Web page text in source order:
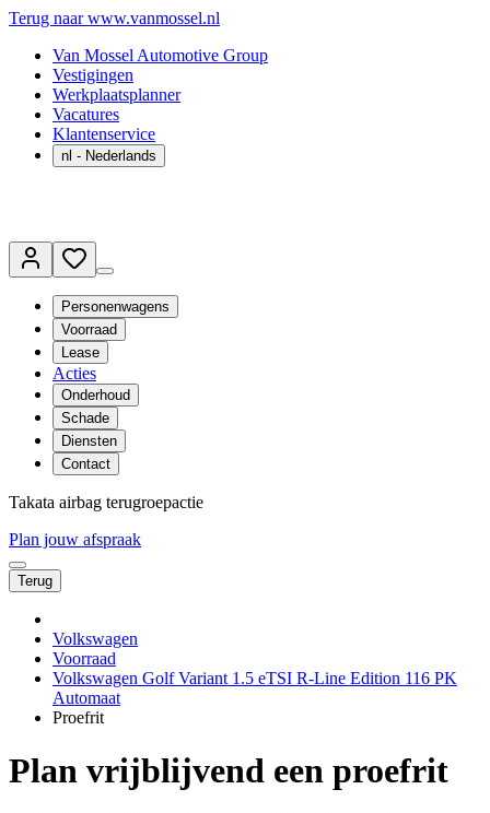
Terug naar www.vanmossel.nl
Van Mossel Automotive Group
Vestigingen
Werkplaatsplanner
Vacatures
Klantenservice
nl - Nederlands
Personenwagens
Voorraad
Lease
Acties
Onderhoud
Schade
Diensten
Contact
Takata airbag terugroepactie
Plan jouw afspraak
Terug
Volkswagen
Voorraad
Volkswagen Golf Variant 1.5 eTSI R-Line Edition 116 PK
Automaat
Proefrit
Plan vrijblijvend een proefrit